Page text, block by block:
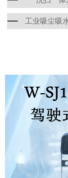
工业吸尘吸